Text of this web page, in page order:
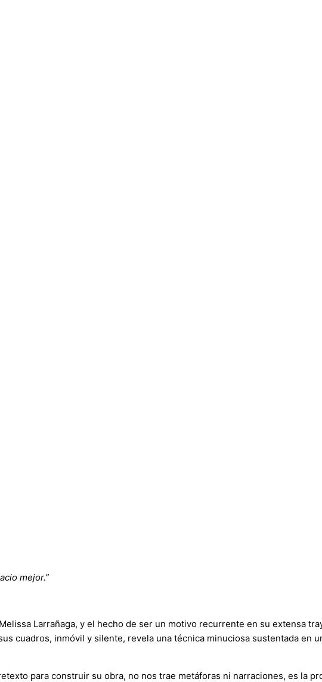
mejor.”
Larrañaga, y el hecho de ser un motivo recurrente en su extensa
cuadros, inmóvil y silente, revela una técnica minuciosa sustentada en
para construir su obra, no nos trae metáforas ni narraciones, es la